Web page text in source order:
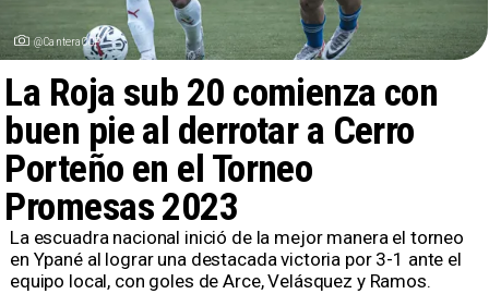
@CanteraCCP
La Roja sub 20 comienza con
buen pie al derrotar a Cerro
Porteño en el Torneo
Promesas 2023
La escuadra nacional inició de la mejor manera el torneo
en Ypané al lograr una destacada victoria por 3-1 ante el
equipo local, con goles de Arce, Velásquez y Ramos.